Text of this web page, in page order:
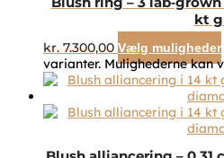
kt
kr. 7.300,00 Vælg muligheder
varianter. Mulighederne kan